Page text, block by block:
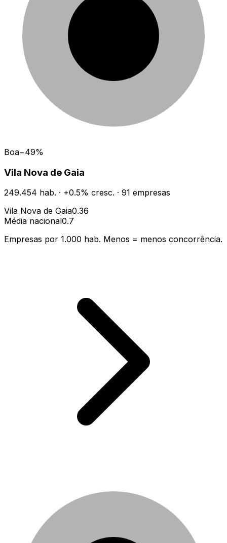
Boa−49%
Vila Nova de Gaia
249.454 hab. · +0.5% cresc. · 91 empresas
Vila Nova de Gaia0.36
Média nacional0.7
Empresas por 1.000 hab. Menos = menos concorrência.